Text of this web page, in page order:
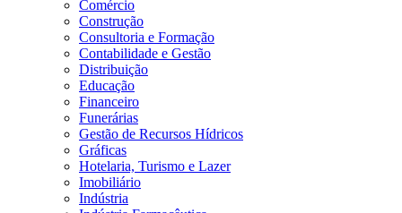
Comércio
Construção
Consultoria e Formação
Contabilidade e Gestão
Distribuição
Educação
Financeiro
Funerárias
Gestão de Recursos Hídricos
Gráficas
Hotelaria, Turismo e Lazer
Imobiliário
Indústria